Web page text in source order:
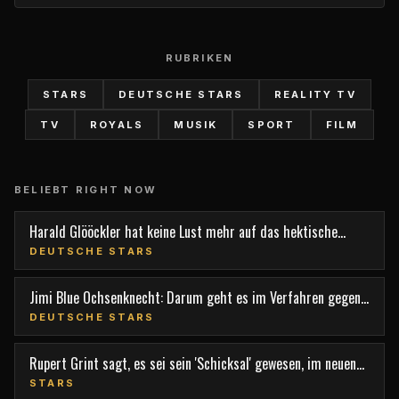
RUBRIKEN
STARS DEUTSCHE STARS REALITY TV
TV ROYALS MUSIK SPORT FILM
BELIEBT RIGHT NOW
Harald Glööckler hat keine Lust mehr auf das hektische
Berlin
DEUTSCHE STARS
Jimi Blue Ochsenknecht: Darum geht es im Verfahren gegen
den TV-Star
DEUTSCHE STARS
Rupert Grint sagt, es sei sein 'Schicksal' gewesen, im neuen
Film 'Nightborn' mitzuspielen
STARS